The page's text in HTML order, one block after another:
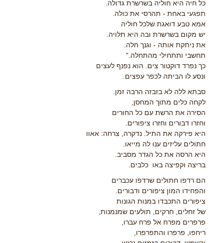
כל חיה היא חוליה בשרשרת גדולה.
תפגעי באחת - תהרסי את כולה.
אמא טבע דואגת שלכל חוליה
יש מקום בשרשרת ובה היא תלויה.
את ניתקת אותה - וגנך חלה.
תחשבי ותתחילי מהתחלה."
כך נפרד דוקטור צים. הוא נפנף לעצים
ונסע לו הביתה לכפר עפצים.
סבתא ללה לא בזבזה הרבה זמן.
לקחה כלים מתוך המחסן,
הסירה את הרשת עם כל החורים
וחזרו דבורים וחזרו ציפורים.
היא פירקה את התיל. נדקרה, צרחה: אאוו
חתולים עליזים ענו לה מייאו.
היא הרסה את כל הגדר מסביב.
בריצה וקפיצה באו כלבים.
הם רדפו חתולים שרדפו עכברים
והפחידו המון ציפורים ודבורים.
ציפורים התכבדו במנות הגונות
של זחלים, חרקים, תולעים שמנמנות,
פרפרים מפרח אל פרח עברו,
ריחפו, פרפרו והתפרפרו,